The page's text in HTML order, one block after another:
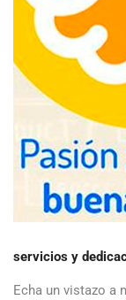
servicios y
Echa un vistazo a